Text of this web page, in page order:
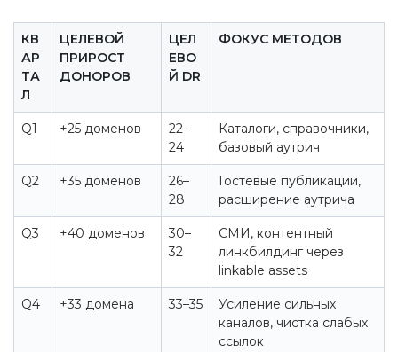
КВ
АР
ТА
Л
ЦЕЛЕВОЙ
ПРИРОСТ
ДОНОРОВ
ЦЕЛ
ЕВО
Й DR
ФОКУС МЕТОДОВ
Q1 +25 доменов
22–
24
Каталоги, справочники,
базовый аутрич
Q2 +35 доменов
26–
28
Гостевые публикации,
расширение аутрича
Q3 +40 доменов
30–
32
СМИ, контентный
линкбилдинг через
linkable assets
Q4 +33 домена 33–35
Усиление сильных
каналов, чистка слабых
ссылок